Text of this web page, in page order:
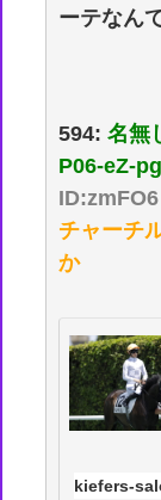
ーテなん
594:名無
P06-eZ-
ID:zmFO6
チャーチ
か
kiefers-